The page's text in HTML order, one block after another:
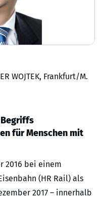
WOJTEK, Frankfurt/M.
Begriffs
für Menschen mit
2016 bei einem
(HR Rail) als
2017 – innerhalb